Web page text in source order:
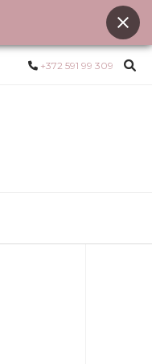
+372 591 99 309